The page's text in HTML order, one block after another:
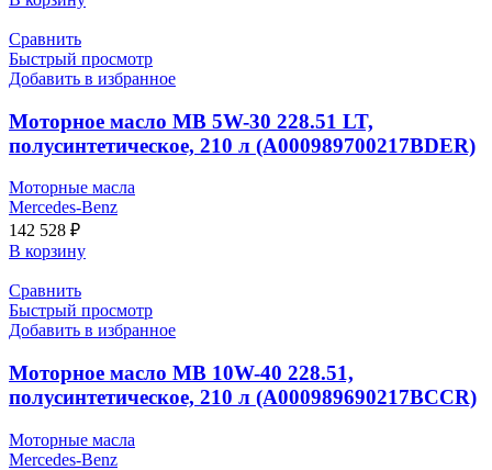
Сравнить
Быстрый просмотр
Добавить в избранное
Моторное масло MB 5W-30 228.51 LT,
полусинтетическое, 210 л (A000989700217BDER)
Моторные масла
Mercedes-Benz
142 528 ₽
В корзину
Сравнить
Быстрый просмотр
Добавить в избранное
Моторное масло MB 10W-40 228.51,
полусинтетическое, 210 л (A000989690217BCCR)
Моторные масла
Mercedes-Benz